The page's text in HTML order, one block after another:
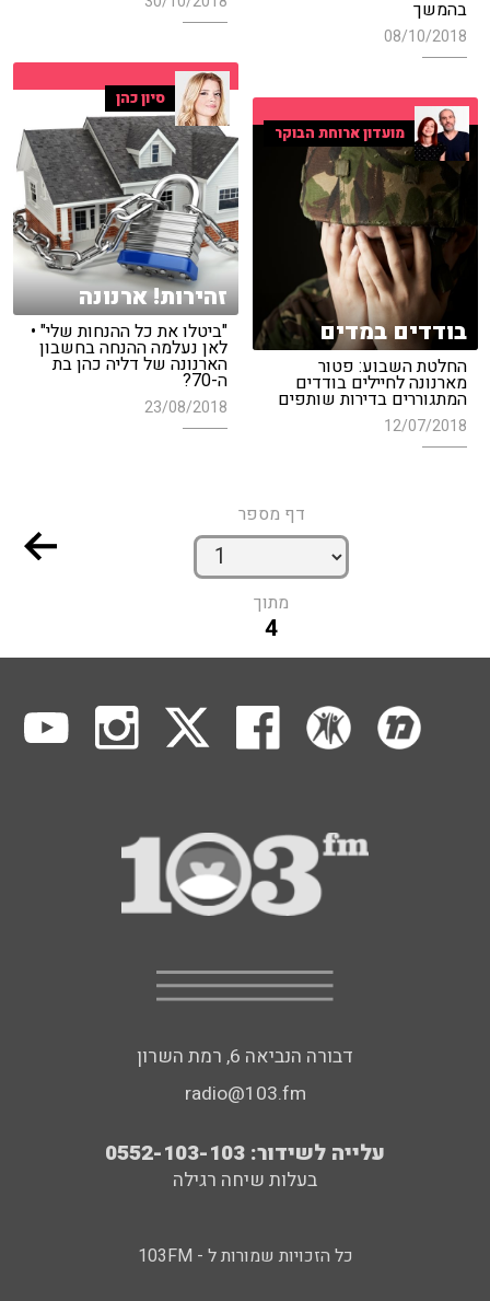
בהמשך
08/10/2018
סיון כהן
זהירות! ארנונה
"ביטלו את כל ההנחות שלי" •
לאן נעלמה ההנחה בחשבון
הארנונה של דליה כהן בת
ה-70?
23/08/2018
מועדון ארוחת הבוקר
בודדים במדים
החלטת השבוע: פטור
מארנונה לחיילים בודדים
המתגוררים בדירות שותפים
12/07/2018
דף מספר
מתוך
4
דבורה הנביאה 6, רמת השרון
radio@103.fm
עלייה לשידור: 0552-103-103
בעלות שיחה רגילה
כל הזכויות שמורות ל - 103FM